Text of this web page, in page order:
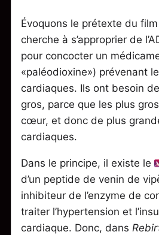
Évoquons le prétexte du
cherche à s’approprier de
pour concocter un
«paléodioxine») prévenant
cardiaques. Ils ont besoin
gros, parce que les plus
cœur, et donc de plus
cardiaques.
Dans le principe, il existe le
d’un peptide de venin de
inhibiteur de l’enzyme de
traiter l’hypertension et
cardiaque. Donc, dans